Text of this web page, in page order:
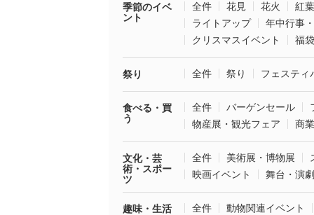
季節のイベ
ント
全件 花見 花火
紅葉
ライトアップ
年中行事
クリスマスイベント
福
祭り 全件 祭り フェスティ
食べる・買
う
全件 バーゲンセール
物産展・観光フェア
商
文化・芸
術・スポー
ツ
全件 美術展・博物展
映画イベント
舞台・演劇
趣味・生活 全件 動物関連イベント